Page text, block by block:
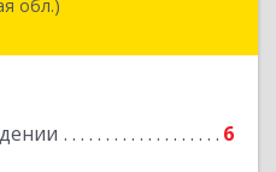
обл.)
6
Красноармейск,